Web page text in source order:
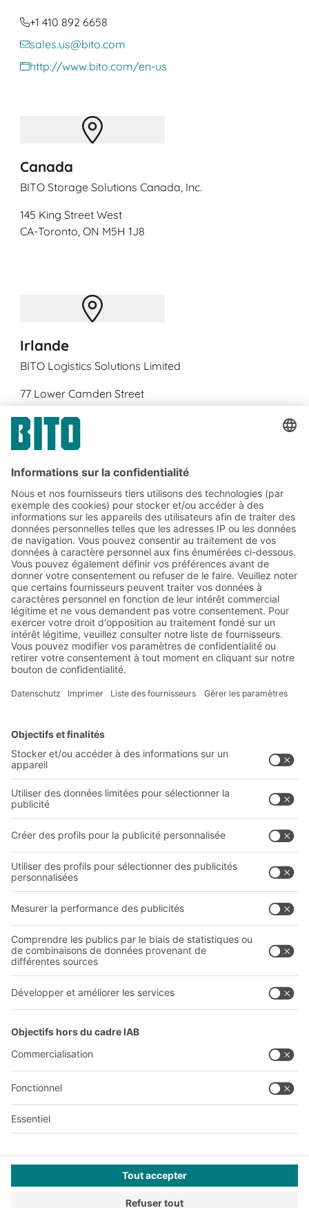
+1 410 892 6658
sales.us@bito.com
http://www.bito.com/en-us
Canada
BITO Storage Solutions Canada, Inc.
145 King Street West
CA-Toronto, ON M5H 1J8
Irlande
BITO Logistics Solutions Limited
77 Lower Camden Street
IE-Dublin 2
+353 1 5686718
Abonnez-vous à la lettre
d'information de BITO :
Actualités de l'entrepôt et de
la logistique
Réductions exclusives
Innovations
S'inscrire à la newsletter
Solutions
Solutions intralogistiques
Bacs en plastique
Systèmes de rayonnages
Prestations de service
Entreprise
Qui sommes-nous ?
Sites internationaux
Follow us
ABIT O
YOUR LIFE.
01 72 84 90 20
© 2026 BITO-Lagertechnik Bittmann GmbH
Cette offre est destinée à l'industrie, à l'artisanat, au
commerce et aux professions libérales pour une utilisation
dans le cadre d'une activité indépendante, professionnelle ou